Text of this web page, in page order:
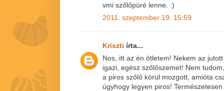
vmi szőlőpüré lenne. :)
2011. szeptember 19. 15:59
Kriszti írta...
Nos, itt az én ötletem! Nekem az
igazi, egész szőlőszemet! Nem
a piros szőlő körül mozgott, amióta
úgyhogy legyen piros!